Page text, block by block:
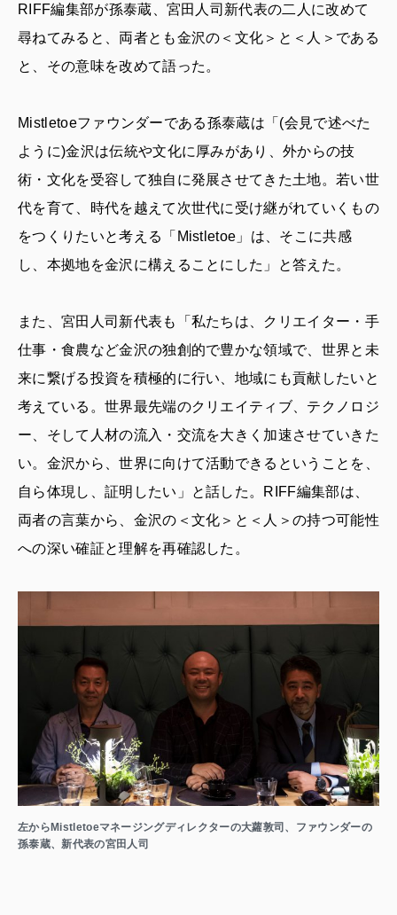
RIFF編集部が孫泰蔵、宮田人司新代表の二人に改めて
尋ねてみると、両者とも金沢の＜文化＞と＜人＞である
と、その意味を改めて語った。
Mistletoeファウンダーである孫泰蔵は「(会見で述べた
ように)金沢は伝統や文化に厚みがあり、外からの技
術・文化を受容して独自に発展させてきた土地。若い世
代を育て、時代を越えて次世代に受け継がれていくもの
をつくりたいと考える「Mistletoe」は、そこに共感
し、本拠地を金沢に構えることにした」と答えた。
また、宮田人司新代表も「私たちは、クリエイター・手
仕事・食農など金沢の独創的で豊かな領域で、世界と未
来に繋げる投資を積極的に行い、地域にも貢献したいと
考えている。世界最先端のクリエイティブ、テクノロジ
ー、そして人材の流入・交流を大きく加速させていきた
い。金沢から、世界に向けて活動できるということを、
自ら体現し、証明したい」と話した。RIFF編集部は、
両者の言葉から、金沢の＜文化＞と＜人＞の持つ可能性
への深い確証と理解を再確認した。
左からMistletoeマネージングディレクターの大蘿敦司、ファウンダーの
孫泰蔵、新代表の宮田人司